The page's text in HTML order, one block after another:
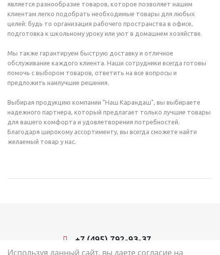
является разнообразие товаров, которое позволяет нашим
клиентам легко подобрать необходимые товары для любых
целей: будь то организация рабочего пространства в офисе,
подготовка к школьному уроку или уют в домашнем хозяйстве.
Мы также гарантируем быструю доставку и отличное
обслуживание каждого клиента. Наши сотрудники всегда готовы
помочь с выбором товаров, ответить на все вопросы и
предложить наилучшие решения.
Выбирая продукцию компании "Наш Карандаш", вы выбираете
надежного партнера, который предлагает только лучшие товары
для вашего комфорта и удовлетворения потребностей.
Благодаря широкому ассортименту, вы всегда сможете найти
желаемый товар у нас.
+7 (495) 792-93-37
Используя данный сайт, вы даете согласие на